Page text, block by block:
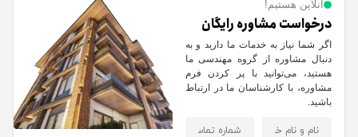
آنلاین هستیم!
درخواست مشاوره رایگان
اگر شما نیاز به خدمات ما دارید و به
دنبال مشاوره از گروه مهندسی ما
هستید، می‌توانید با پر کردن فرم
مشاوره، با کارشناسان ما در ارتباط
باشید.